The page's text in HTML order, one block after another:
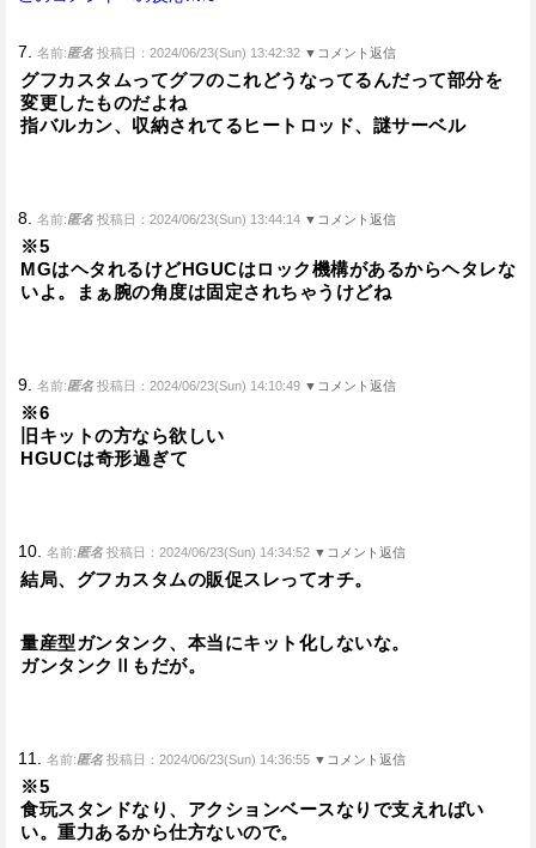
7. 名前:匿名 投稿日：2024/06/23(Sun) 13:42:32 ▼コメント返信
グフカスタムってグフのこれどうなってるんだって部分を
変更したものだよね
指バルカン、収納されてるヒートロッド、謎サーベル
8. 名前:匿名 投稿日：2024/06/23(Sun) 13:44:14 ▼コメント返信
※5
MGはヘタれるけどHGUCはロック機構があるからヘタレな
いよ。まぁ腕の角度は固定されちゃうけどね
9. 名前:匿名 投稿日：2024/06/23(Sun) 14:10:49 ▼コメント返信
※6
旧キットの方なら欲しい
HGUCは奇形過ぎて
10. 名前:匿名 投稿日：2024/06/23(Sun) 14:34:52 ▼コメント返信
結局、グフカスタムの販促スレってオチ。
量産型ガンタンク、本当にキット化しないな。
ガンタンクⅡもだが。
11. 名前:匿名 投稿日：2024/06/23(Sun) 14:36:55 ▼コメント返信
※5
食玩スタンドなり、アクションベースなりで支えればい
い。重力あるから仕方ないので。